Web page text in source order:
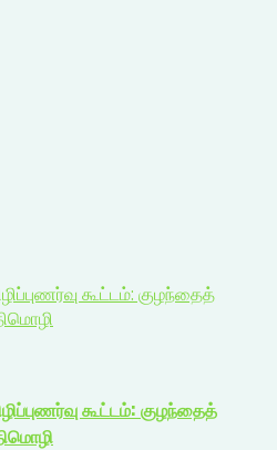
கூட்டம்: குழந்தைத்
கூட்டம்: குழந்தைத்